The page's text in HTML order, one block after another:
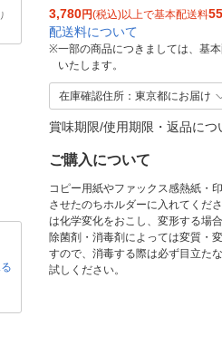
3,780円(税込)以上で基本配送料
配送料について
※一部の商品につきましては、基
いたします。
在庫確認住所：東京都にお届け
賞味期限/使用期限・返品につ
ご購入について
コピー用紙やファックス感熱紙・
させたのちホルダーに入れてくだ
は化学変化をおこし、変形する場
除菌剤・消毒剤によっては変質・
すので、消毒する際は必ず目立た
試しください。